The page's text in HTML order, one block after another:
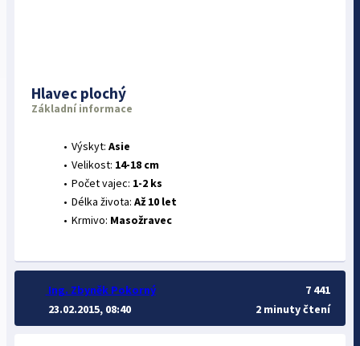
Hlavec plochý
Základní informace
Výskyt: Asie
Velikost: 14-18 cm
Počet vajec: 1-2 ks
Délka života: Až 10 let
Krmivo: Masožravec
Ing. Zbyněk Pokorný
23.02.2015, 08:40
7 441
2 minuty čtení